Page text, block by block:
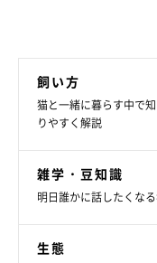
飼い方
猫と一緒に暮らす中で
りやすく解説
雑学・豆知識
明日誰かに話したくな
生態